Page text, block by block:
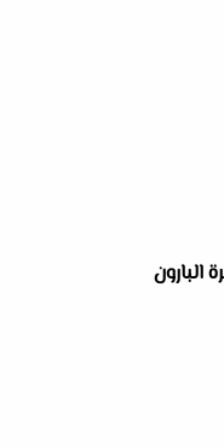
البارون